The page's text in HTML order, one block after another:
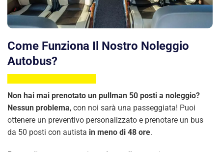
Come Funziona Il Nostro Noleggio
Autobus?
Non hai mai prenotato un pullman 50 posti a noleggio?
Nessun problema, con noi sarà una passeggiata! Puoi
ottenere un preventivo personalizzato e prenotare un bus
da 50 posti con autista in meno di 48 ore.